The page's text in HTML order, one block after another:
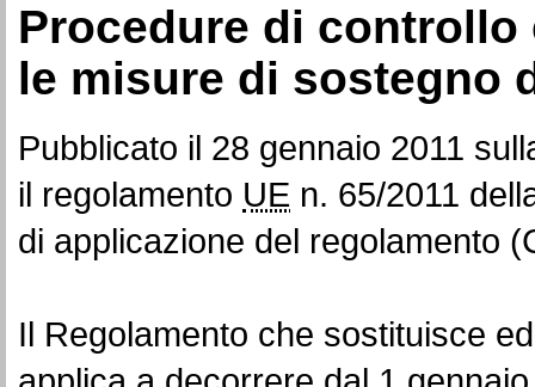
Procedure di
le misure di sostegno
Pubblicato il 28 gennaio 2011
il regolamento UE n. 65/2011
di applicazione del regolamento
Il Regolamento che sostituisce